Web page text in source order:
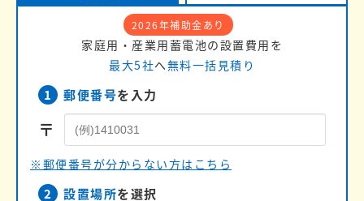
2026年補助金あり
家庭用・産業用蓄電池の設置費用を
最大5社へ無料一括見積り
1 郵便番号を入力
〒
※郵便番号が分からない方はこちら
2 設置場所を選択